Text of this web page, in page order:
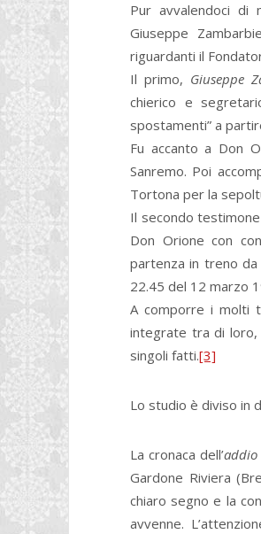
Pur avvalendoci di
Giuseppe
riguardanti il
Il primo, Giuseppe
chierico e
spostamenti” a
Fu accanto a Don
Sanremo. Poi
Tortona per la
Il secondo
Don Orione con
partenza in treno
22.45 del 12 marzo
A comporre i molti
integrate tra di loro,
singoli fatti.[3]
Lo studio è diviso in
La cronaca dell’addio
Gardone Riviera
chiaro segno e la
avvenne.